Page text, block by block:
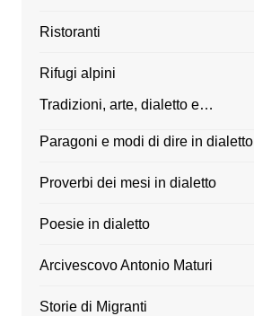
Ristoranti
Rifugi alpini
Tradizioni, arte, dialetto e…
Paragoni e modi di dire in dialetto
Proverbi dei mesi in dialetto
Poesie in dialetto
Arcivescovo Antonio Maturi
Storie di Migranti